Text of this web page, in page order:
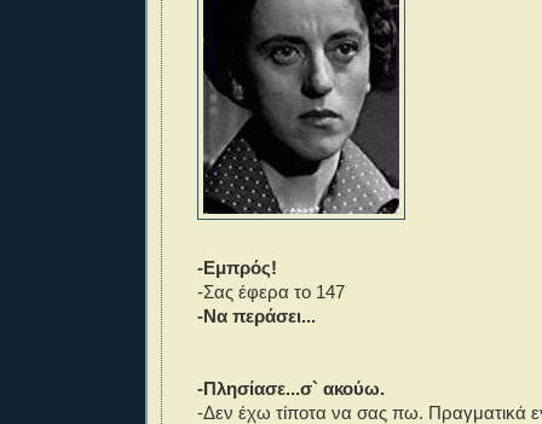
-Εμπρός!
-Σας έφερα το 147
-Να περάσει...
-Πλησίασε...σ` ακούω.
-Δεν έχω τίποτα να σας πω. Πραγματικά